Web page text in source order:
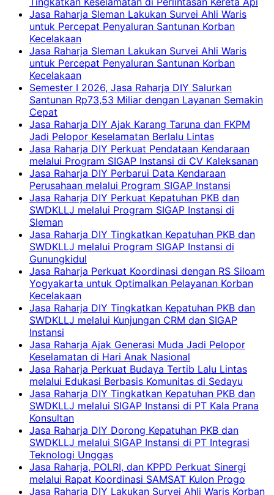
Jasa Raharja Sleman Lakukan Survei Ahli Waris
untuk Percepat Penyaluran Santunan Korban
Kecelakaan
Jasa Raharja Sleman Lakukan Survei Ahli Waris
untuk Percepat Penyaluran Santunan Korban
Kecelakaan
Semester I 2026, Jasa Raharja DIY Salurkan
Santunan Rp73,53 Miliar dengan Layanan Semakin
Cepat
Jasa Raharja DIY Ajak Karang Taruna dan FKPM
Jadi Pelopor Keselamatan Berlalu Lintas
Jasa Raharja DIY Perkuat Pendataan Kendaraan
melalui Program SIGAP Instansi di CV Kaleksanan
Jasa Raharja DIY Perbarui Data Kendaraan
Perusahaan melalui Program SIGAP Instansi
Jasa Raharja DIY Perkuat Kepatuhan PKB dan
SWDKLLJ melalui Program SIGAP Instansi di
Sleman
Jasa Raharja DIY Tingkatkan Kepatuhan PKB dan
SWDKLLJ melalui Program SIGAP Instansi di
Gunungkidul
Jasa Raharja Perkuat Koordinasi dengan RS Siloam
Yogyakarta untuk Optimalkan Pelayanan Korban
Kecelakaan
Jasa Raharja DIY Tingkatkan Kepatuhan PKB dan
SWDKLLJ melalui Kunjungan CRM dan SIGAP
Instansi
Jasa Raharja Ajak Generasi Muda Jadi Pelopor
Keselamatan di Hari Anak Nasional
Jasa Raharja Perkuat Budaya Tertib Lalu Lintas
melalui Edukasi Berbasis Komunitas di Sedayu
Jasa Raharja DIY Tingkatkan Kepatuhan PKB dan
SWDKLLJ melalui SIGAP Instansi di PT Kala Prana
Konsultan
Jasa Raharja DIY Dorong Kepatuhan PKB dan
SWDKLLJ melalui SIGAP Instansi di PT Integrasi
Teknologi Unggas
Jasa Raharja, POLRI, dan KPPD Perkuat Sinergi
melalui Rapat Koordinasi SAMSAT Kulon Progo
Jasa Raharja DIY Lakukan Survei Ahli Waris Korban